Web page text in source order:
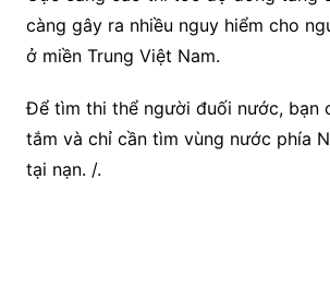
càng gây ra nhiều nguy hiểm cho
ở miền Trung Việt Nam.
Để tìm thi thể người đuối nước, bạn
tắm và chỉ cần tìm vùng nước phía
tại nạn. /.